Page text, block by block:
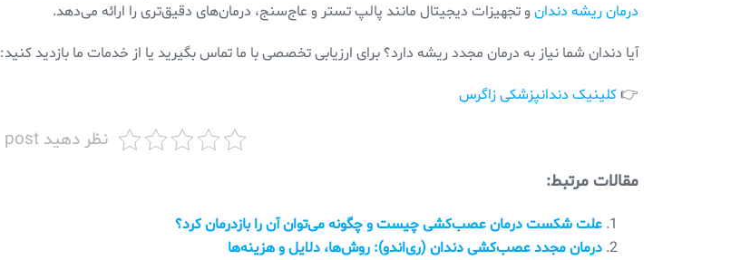
درمان ریشه دندان و تجهیزات دیجیتال مانند پالپ تستر و عاج‌سنج، درمان‌های دقیق‌تری را ارائه می‌دهد.
آیا دندان شما نیاز به درمان مجدد ریشه دارد؟ برای ارزیابی تخصصی با ما تماس بگیرید یا از خدمات ما بازدید کنید:
👉کلینیک دندانپزشکی زاگرس
نظر دهید post
مقالات مرتبط:
علت شکست درمان عصب‌کشی چیست و چگونه می‌توان آن را بازدرمان کرد؟
درمان مجدد عصب‌کشی دندان (ری‌اندو): روش‌ها، دلایل و هزینه‌ها